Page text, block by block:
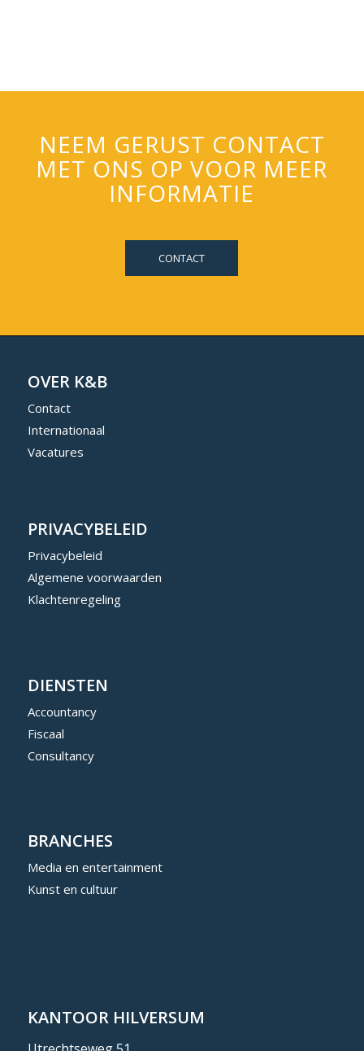
NEEM GERUST CONTACT
MET ONS OP VOOR MEER
INFORMATIE
CONTACT
OVER K&B
Contact
Internationaal
Vacatures
PRIVACYBELEID
Privacybeleid
Algemene voorwaarden
Klachtenregeling
DIENSTEN
Accountancy
Fiscaal
Consultancy
BRANCHES
Media en entertainment
Kunst en cultuur
KANTOOR HILVERSUM